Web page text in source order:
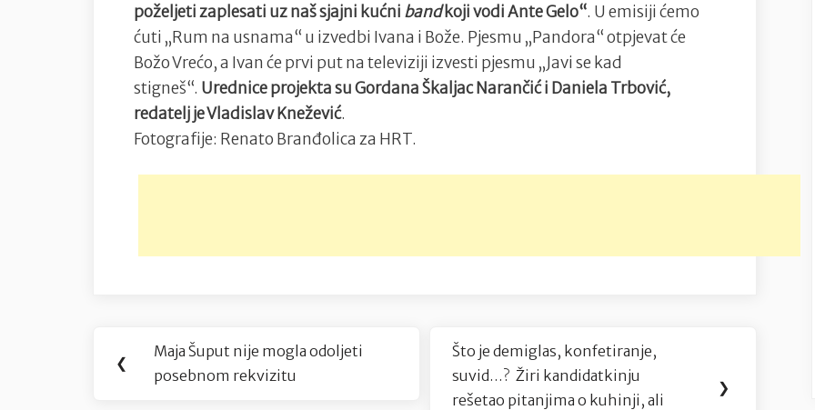
poželjeti zaplesati uz naš sjajni kućni bandkoji vodi Ante Gelo“. U emisiji ćemo
ćuti „Rum na usnama“ u izvedbi Ivana i Bože. Pjesmu „Pandora“ otpjevat će
Božo Vrećo, a Ivan će prvi put na televiziji izvesti pjesmu „Javi se kad
stigneš“. Urednice projekta su Gordana Škaljac Narančić i Daniela Trbović,
redatelj je Vladislav Knežević.
Fotografije: Renato Branđolica za HRT.
Navigacija
objava
❮
Previous
Post:
Maja Šuput nije mogla odoljeti
posebnom rekvizitu
Next
Post:
Što je demiglas, konfetiranje,
suvid…? Žiri kandidatkinju
rešetao pitanjima o kuhinji, ali
❯